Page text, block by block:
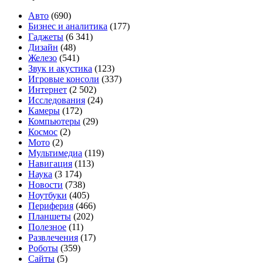
поддержкой
Авто (690)
Бизнес и аналитика (177)
Гаджеты (6 341)
Дизайн (48)
Железо (541)
Звук и акустика (123)
Игровые консоли (337)
Интернет (2 502)
Исследования (24)
Камеры (172)
Компьютеры (29)
Космос (2)
Мото (2)
Мультимедиа (119)
Навигация (113)
Наука (3 174)
Новости (738)
Ноутбуки (405)
Периферия (466)
Планшеты (202)
Полезное (11)
Развлечения (17)
Роботы (359)
Сайты (5)